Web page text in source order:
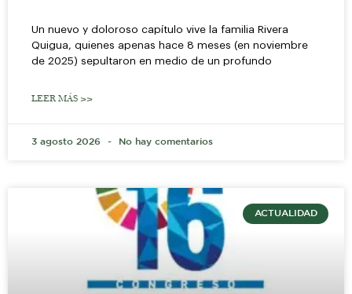
Un nuevo y doloroso capítulo vive la familia Rivera
Quigua, quienes apenas hace 8 meses (en noviembre
de 2025) sepultaron en medio de un profundo
LEER MÁS >>
3 agosto 2026 No hay comentarios
ACTUALIDAD